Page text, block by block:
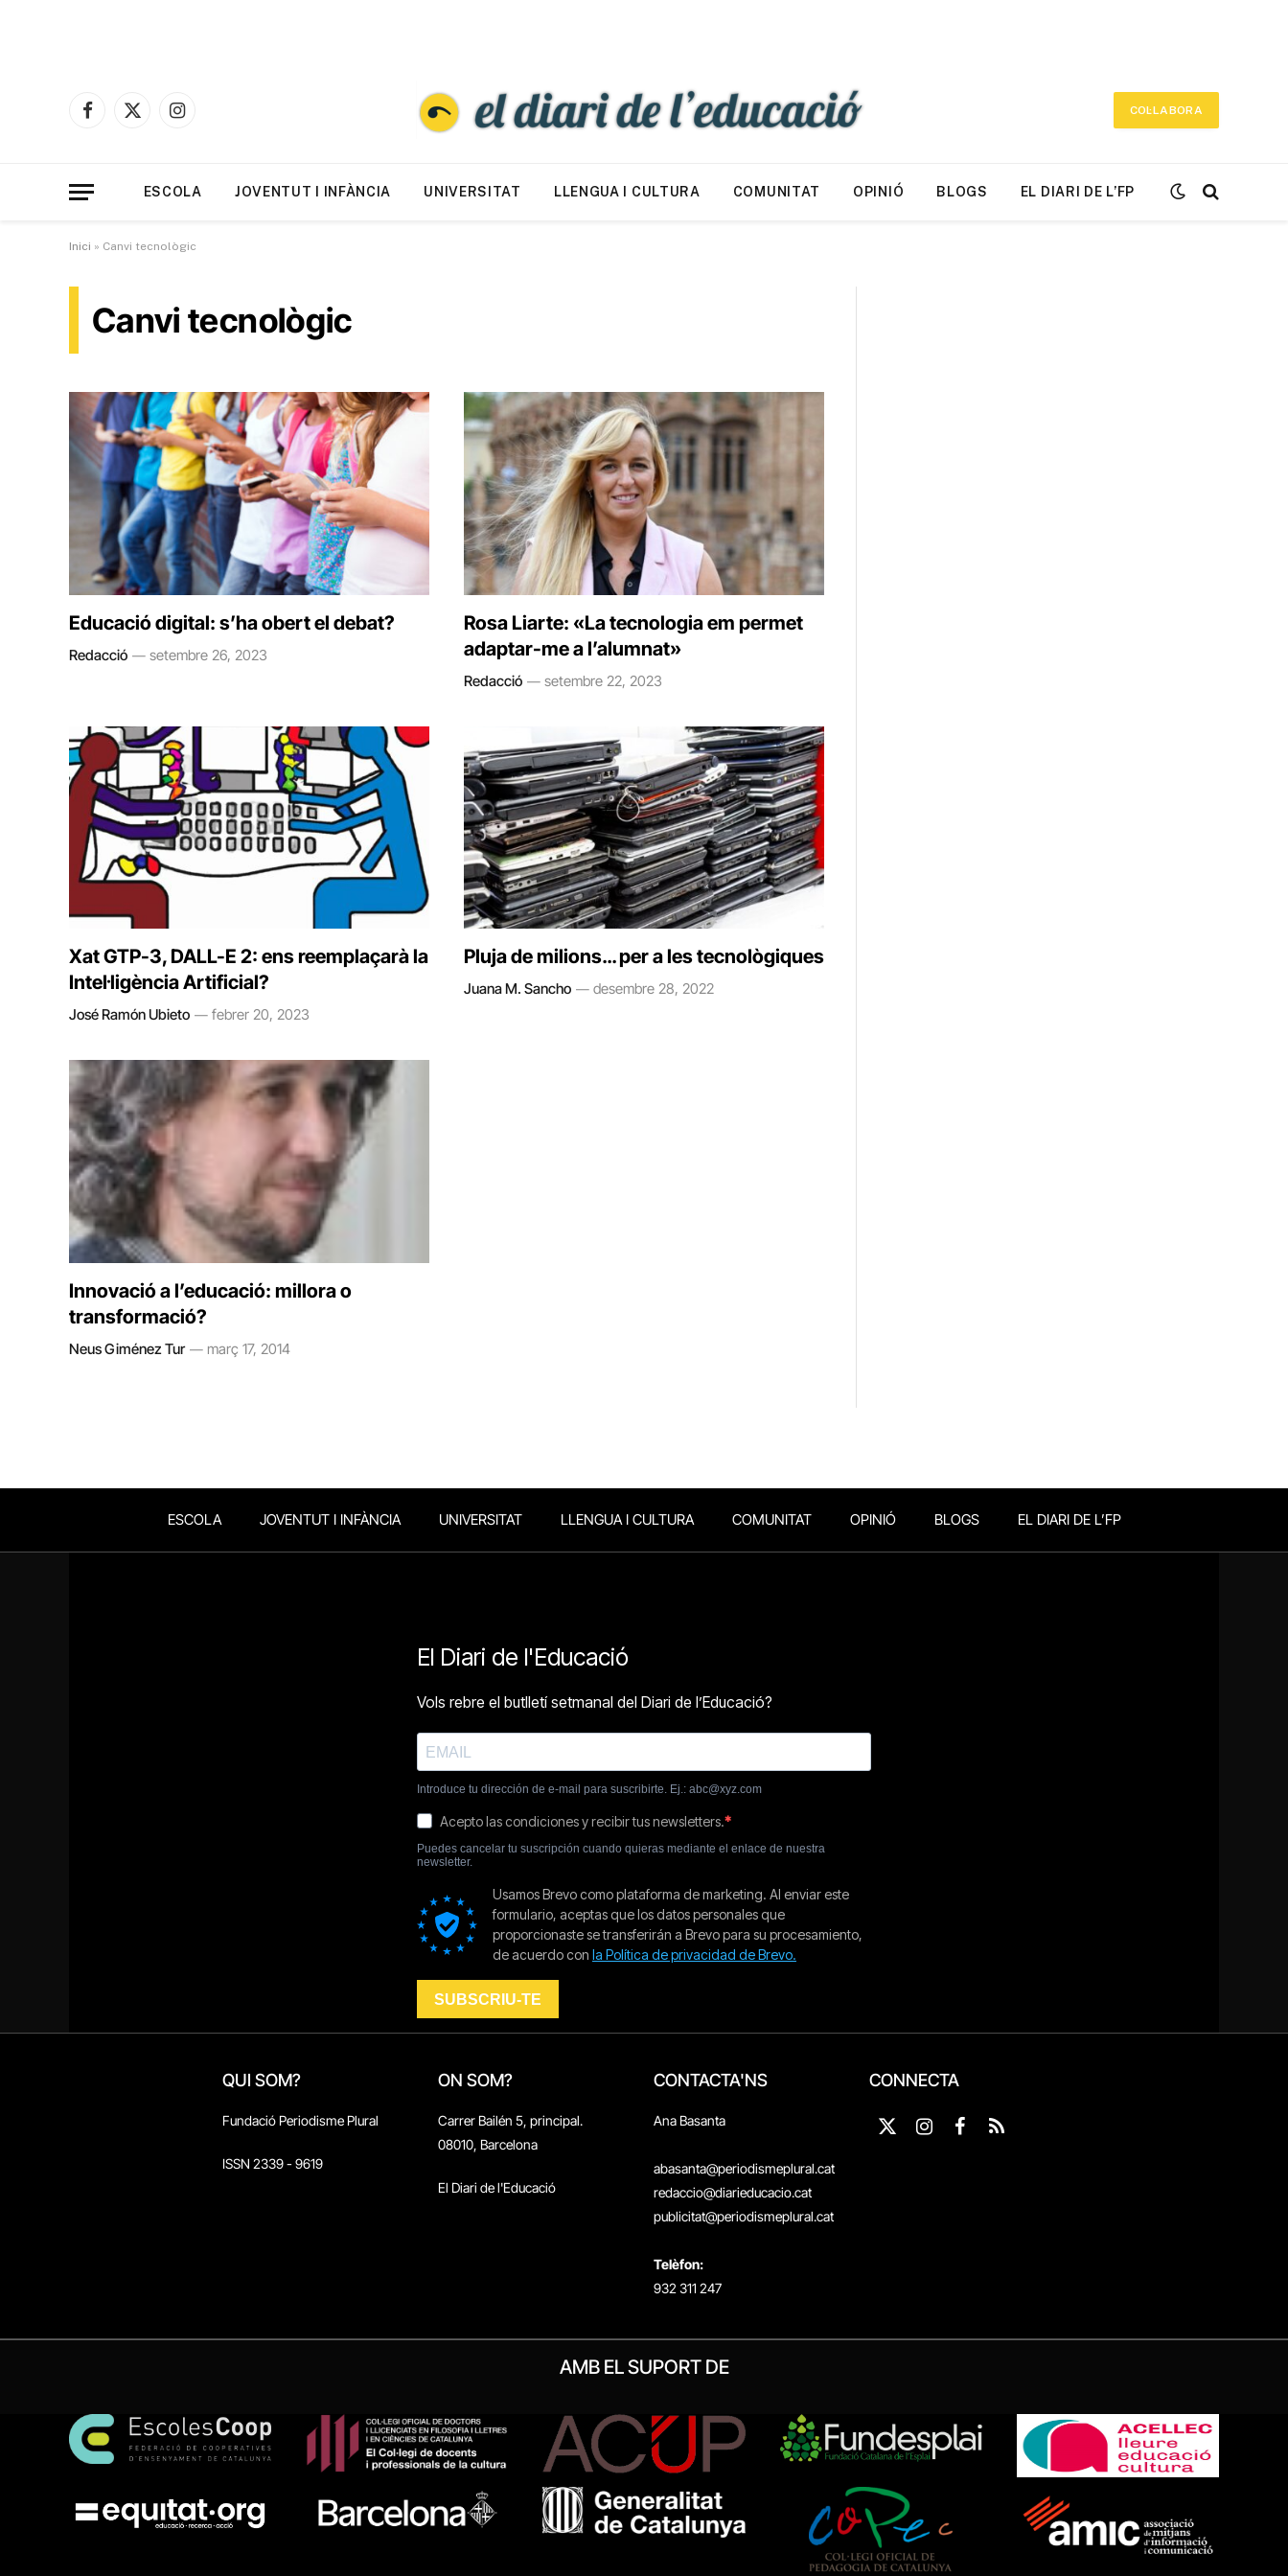
Facebook
X
Instagram
COL·LABORA
ESCOLA JOVENTUT I INFÀNCIA UNIVERSITAT LLENGUA I CULTURA COMUNITAT OPINIÓ BLOGS EL DIARI DE L’FP
Inici » Canvi tecnològic
Canvi tecnològic
Educació digital: s’ha obert el debat?
Redacció setembre 26, 2023
Rosa Liarte: «La tecnologia em permet
adaptar-me a l’alumnat»
Redacció setembre 22, 2023
Xat GTP-3, DALL-E 2: ens reemplaçarà la
Intel·ligència Artificial?
José Ramón Ubieto febrer 20, 2023
Pluja de milions… per a les tecnològiques
Juana M. Sancho desembre 28, 2022
Innovació a l’educació: millora o
transformació?
Neus Giménez Tur març 17, 2014
ESCOLA JOVENTUT I INFÀNCIA UNIVERSITAT LLENGUA I CULTURA COMUNITAT OPINIÓ BLOGS EL DIARI DE L’FP
QUI SOM?
Fundació Periodisme Plural
ISSN 2339 - 9619
ON SOM?
Carrer Bailén 5, principal.
08010, Barcelona
El Diari de l'Educació
CONTACTA'NS
Ana Basanta
abasanta@periodismeplural.cat
redaccio@diarieducacio.cat
publicitat@periodismeplural.cat
Telèfon:
932 311 247
CONNECTA
X
Instagram
Facebook
RSS
AMB EL SUPORT DE